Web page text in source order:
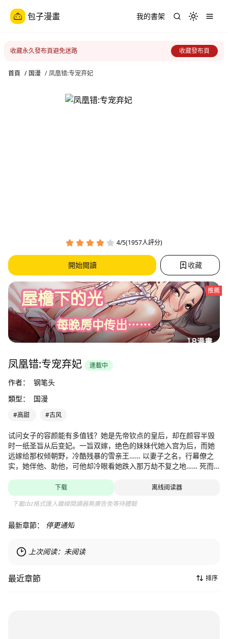
包子漫畫 我的書架 Toggle
收藏永久發布頁避免迷路 收藏發布頁
首頁 / 国漫 / 凤凰错:专宠弃妃
4/5(1957人評分)
開始閱讀 收藏
推薦
凤凰错:专宠弃妃 連載中
作者：
钢笔头
類型：
国漫
#高甜 #古风
试问女子的容颜能有多值钱？她是先帝钦点的皇后，却在颜容半毁
时一纸圣旨从后变妃。一旨双嫁，绝色的妹妹代她入宫为后，而她
远嫁给那权倾朝野，冷酷残暴的雪亲王…… 以妻子之名，行幕僚之
实，她伴他、助他，可他却冷眼看她跌入那万劫不复之地…… 死而
方宁心
下载
离线阅读器
下載cbz格式匯入離線閱讀器無廣告免等待體驗
最新章節： 停更通知
上次阅读： 未阅读
最近章節 排序